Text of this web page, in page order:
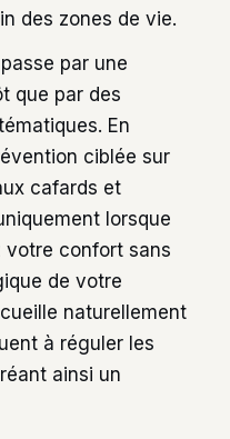
des zones de vie.
par une
que par des
En
ciblée sur
cafards et
lorsque
votre confort sans
de votre
naturellement
à réguler les
ainsi un